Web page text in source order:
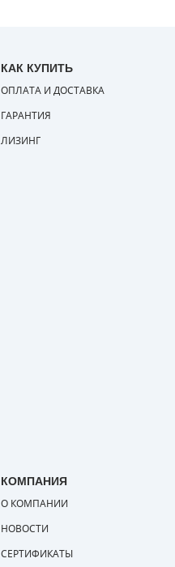
КАК КУПИТЬ
ОПЛАТА И ДОСТАВКА
ГАРАНТИЯ
ЛИЗИНГ
КОМПАНИЯ
О КОМПАНИИ
НОВОСТИ
СЕРТИФИКАТЫ